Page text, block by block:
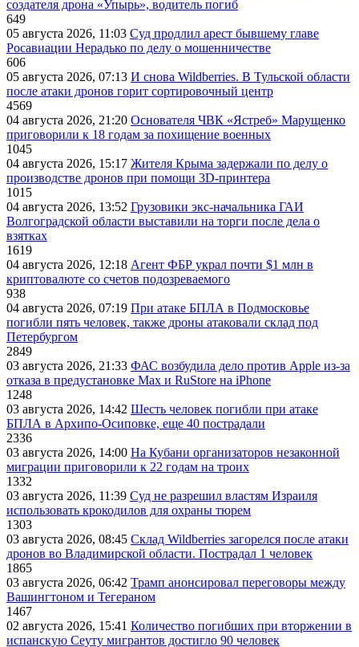
создателя дрона «Упырь», водитель погиб
649
05 августа 2026, 11:03 Суд продлил арест бывшему главе
Росавиации Нерадько по делу о мошенничестве
606
05 августа 2026, 07:13 И снова Wildberries. В Тульской области
после атаки дронов горит сортировочный центр
4569
04 августа 2026, 21:20 Основателя ЧВК «Ястреб» Марущенко
приговорили к 18 годам за похищение военных
1045
04 августа 2026, 15:17 Жителя Крыма задержали по делу о
производстве дронов при помощи 3D‑принтера
1015
04 августа 2026, 13:52 Грузовики экс-начальника ГАИ
Волгоградской области выставили на торги после дела о
взятках
1619
04 августа 2026, 12:18 Агент ФБР украл почти $1 млн в
криптовалюте со счетов подозреваемого
938
04 августа 2026, 07:19 При атаке БПЛА в Подмосковье
погибли пять человек, также дроны атаковали склад под
Петербургом
2849
03 августа 2026, 21:33 ФАС возбудила дело против Apple из-за
отказа в предустановке Max и RuStore на iPhone
1248
03 августа 2026, 14:42 Шесть человек погибли при атаке
БПЛА в Архипо-Осиповке, еще 40 пострадали
2336
03 августа 2026, 14:00 На Кубани организаторов незаконной
миграции приговорили к 22 годам на троих
1332
03 августа 2026, 11:39 Суд не разрешил властям Израиля
использовать крокодилов для охраны тюрем
1303
03 августа 2026, 08:45 Склад Wildberries загорелся после атаки
дронов во Владимирской области. Пострадал 1 человек
1865
03 августа 2026, 06:42 Трамп анонсировал переговоры между
Вашингтоном и Тегераном
1467
02 августа 2026, 15:41 Количество погибших при вторжении в
испанскую Сеуту мигрантов достигло 90 человек